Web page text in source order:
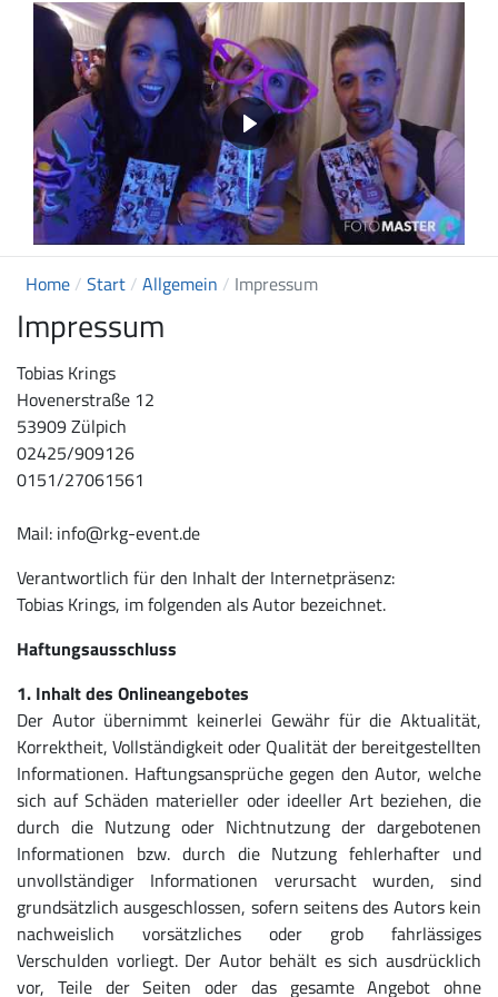
Home Start Allgemein Impressum
Impressum
Tobias Krings
Hovenerstraße 12
53909 Zülpich
02425/909126
0151/27061561
Mail: info@rkg-event.de
Verantwortlich für den Inhalt der Internetpräsenz:
Tobias Krings, im folgenden als Autor bezeichnet.
Haftungsausschluss
1. Inhalt des Onlineangebotes
Der Autor übernimmt keinerlei Gewähr für die Aktualität,
Korrektheit, Vollständigkeit oder Qualität der bereitgestellten
Informationen. Haftungsansprüche gegen den Autor, welche
sich auf Schäden materieller oder ideeller Art beziehen, die
durch die Nutzung oder Nichtnutzung der dargebotenen
Informationen bzw. durch die Nutzung fehlerhafter und
unvollständiger Informationen verursacht wurden, sind
grundsätzlich ausgeschlossen, sofern seitens des Autors kein
nachweislich vorsätzliches oder grob fahrlässiges
Verschulden vorliegt. Der Autor behält es sich ausdrücklich
vor, Teile der Seiten oder das gesamte Angebot ohne